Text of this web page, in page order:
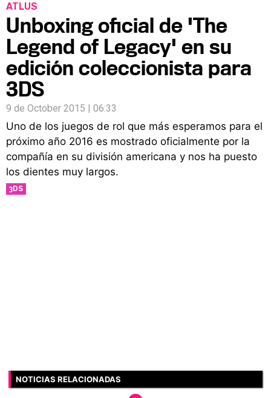
ATLUS
Unboxing oficial de 'The
Legend of Legacy' en su
edición coleccionista para
3DS
9 de October 2015 | 06:33
Uno de los juegos de rol que más esperamos para el
próximo año 2016 es mostrado oficialmente por la
compañía en su división americana y nos ha puesto
los dientes muy largos.
3DS
NOTICIAS RELACIONADAS